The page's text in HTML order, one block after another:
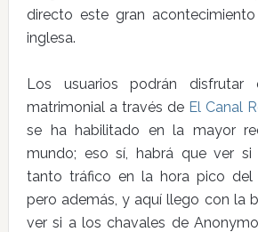
directo este gran
inglesa.
Los usuarios podrán disfrutar
matrimonial a través de El Canal
se ha habilitado en la mayor
mundo; eso sí, habrá que ver
tanto tráfico en la hora pico del
pero además, y aquí llego con la
ver si a los chavales de